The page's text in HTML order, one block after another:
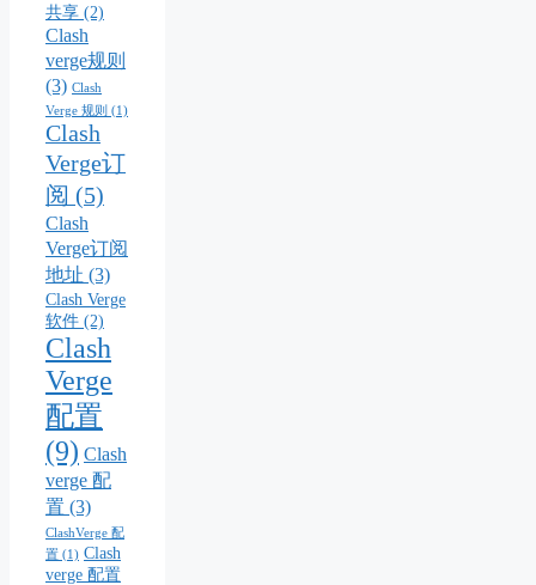
共享 (2)
Clash
verge规则
(3) Clash
Verge 规则 (1)
Clash
Verge订
阅 (5)
Clash
Verge订阅
地址 (3)
Clash Verge
软件 (2)
Clash
Verge
配置
(9) Clash
verge 配
置 (3)
ClashVerge 配
置 (1) Clash
verge 配置